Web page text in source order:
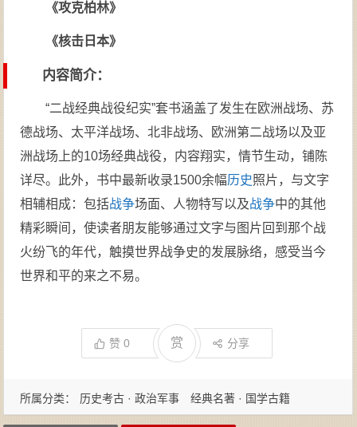
《攻克柏林》
《核击日本》
内容简介：
“二战经典战役纪实”套书涵盖了发生在欧洲战场、苏
德战场、太平洋战场、北非战场、欧洲第二战场以及亚
洲战场上的10场经典战役，内容翔实，情节生动，铺陈
详尽。此外，书中最新收录1500余幅历史照片，与文字
相辅相成：包括战争场面、人物特写以及战争中的其他
精彩瞬间，使读者朋友能够通过文字与图片回到那个战
火纷飞的年代，触摸世界战争史的发展脉络，感受当今
世界和平的来之不易。
赞0 赏 分享
所属分类： 历史考古 · 政治军事 经典名著 · 国学古籍